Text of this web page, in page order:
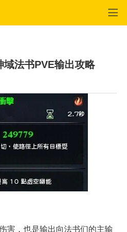
域法书PVE输出攻略
，也是输出向法书们的主输